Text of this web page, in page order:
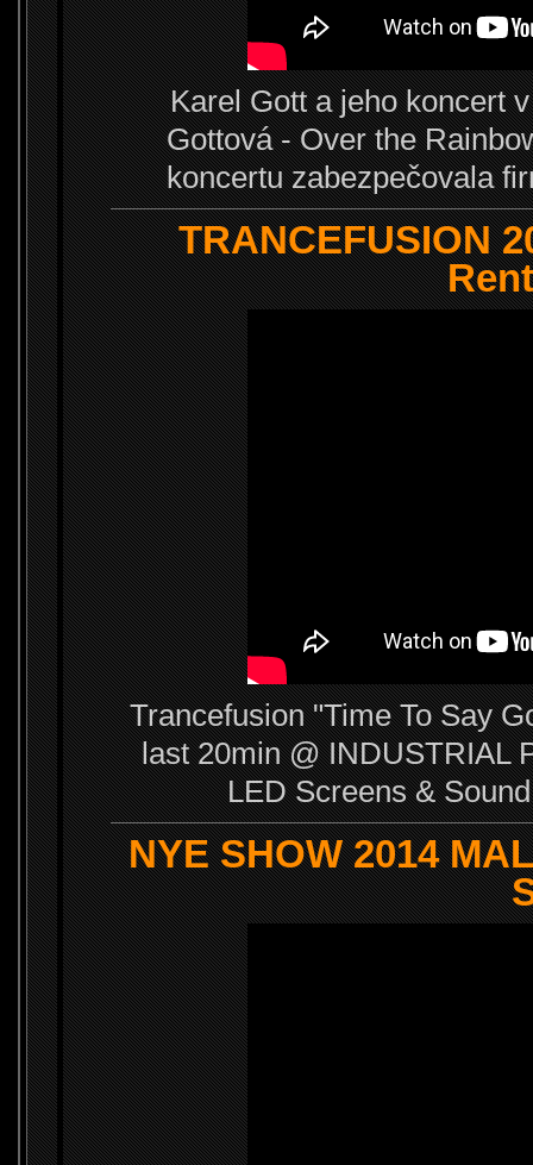
Karel Gott a jeho koncert
Gottová - Over the
koncertu zabezpečovala
TRANCEFUSION
Trancefusion "Time To Say
last 20min @ INDUSTRIAL
LED Screens &
NYE SHOW 2014